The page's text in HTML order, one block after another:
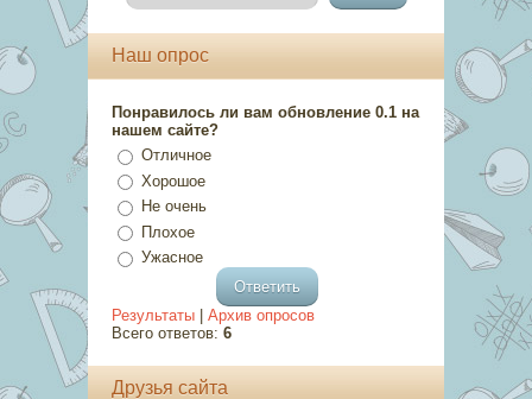
Наш опрос
Понравилось ли вам обновление 0.1 на
нашем сайте?
Отличное
Хорошое
Не очень
Плохое
Ужасное
Результаты
Архив опросов
Всего ответов: 6
Друзья сайта